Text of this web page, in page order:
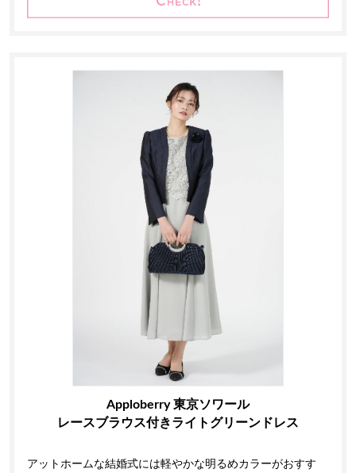
Apploberry 東京ソワール
レースブラウス付きライトグリーンドレス
アットホームな結婚式には軽やかな明るめカラーがおすす